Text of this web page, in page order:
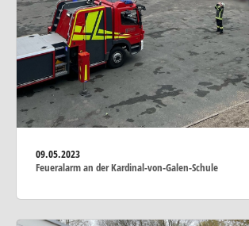
09.05.2023
Feueralarm an der Kardinal-von-Galen-Schule